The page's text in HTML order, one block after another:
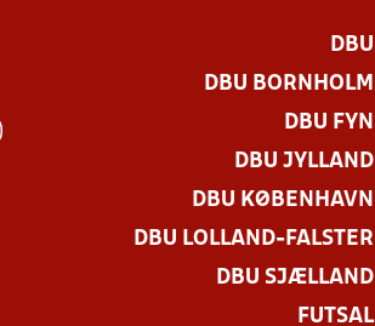
DBU
DBU BORNHOLM
DBU FYN
DBU JYLLAND
DBU KØBENHAVN
DBU LOLLAND-FALSTER
DBU SJÆLLAND
FUTSAL